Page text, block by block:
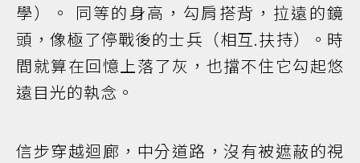
學）。 同等的身高，勾肩搭背，拉遠的鏡
頭，像極了停戰後的士兵（相互.扶持）。時
間就算在回憶上落了灰，也擋不住它勾起悠
遠目光的執念。
信步穿越迴廊，中分道路，沒有被遮蔽的視